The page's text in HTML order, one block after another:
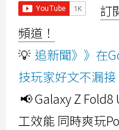
訂
頻道！
💡 追新聞》》在
技玩家好文不漏接
📢 Galaxy Z
工效能 同時爽玩